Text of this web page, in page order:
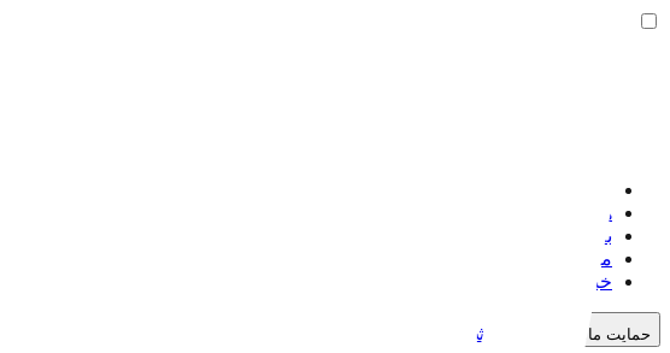
هنرمندان
بلاگ
موضوعات
خبرنگاره
حمایت مالی خرید اشتراک